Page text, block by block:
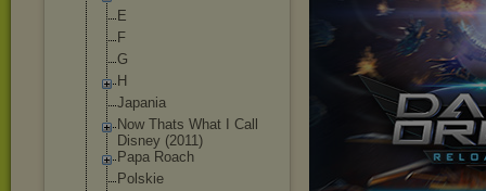
E
F
G
H
Japania
Now Thats What I Call
Disney (2011)
Papa Roach
Polskie